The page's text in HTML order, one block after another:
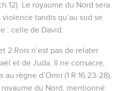
Le royaume du Nord sera
tandis qu’au sud se
: celle de David.
2 Rois n’est pas de relater
et de Juda. Il ne consacre,
règne d’Omri (1 R 16.23-28),
du Nord, mentionné